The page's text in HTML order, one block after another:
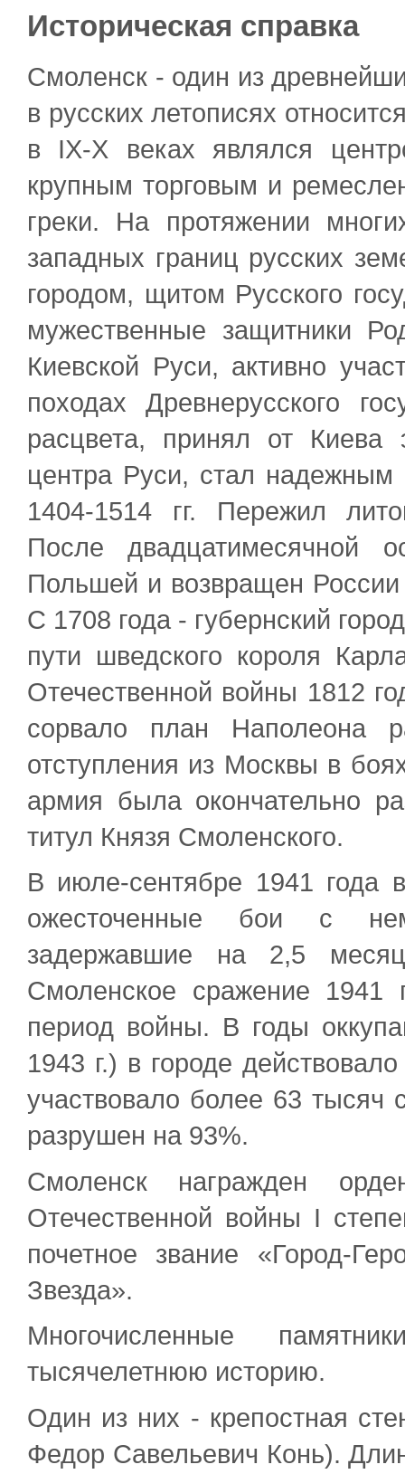
Историческая справка
Смоленск - один из
в русских летописях
в IХ-Х веках являлся
крупным торговым и
греки. На протяжении
западных границ русских
городом, щитом Русского
мужественные защитники
Киевской Руси, активно
походах Древнерусского
расцвета, принял от Киева
центра Руси, стал
1404-1514 гг. Пережил
После двадцатимесячной
Польшей и возвращен
С 1708 года - губернский
пути шведского короля
Отечественной войны 1812
сорвало план Наполеона
отступления из Москвы в
армия была окончательно
титул Князя Смоленского.
В июле-сентябре 1941
ожесточенные бои с
задержавшие на 2,5
Смоленское сражение
период войны. В годы
1943 г.) в городе
участвовало более 63
разрушен на 93%.
Смоленск награжден
Отечественной войны I
почетное звание «Город-
Звезда».
Многочисленные
тысячелетнюю историю.
Один из них - крепостная
Федор Савельевич Конь).